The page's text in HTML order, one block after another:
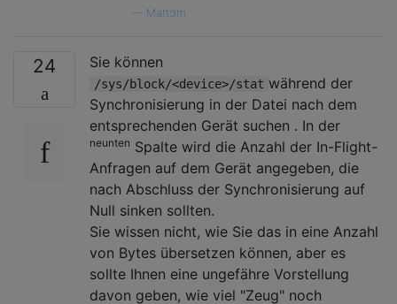
Mattdm
24 Sie können
/sys/block/<device>/stat während der
Synchronisierung in der Datei nach dem
entsprechenden Gerät suchen . In der
neunten Spalte wird die Anzahl der In-Flight-
Anfragen auf dem Gerät angegeben, die
nach Abschluss der Synchronisierung auf
Null sinken sollten.
Sie wissen nicht, wie Sie das in eine Anzahl
von Bytes übersetzen können, aber es
sollte Ihnen eine ungefähre Vorstellung
davon geben, wie viel "Zeug" noch